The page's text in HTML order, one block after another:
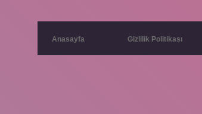
Anasayfa Gizlilik Politikası